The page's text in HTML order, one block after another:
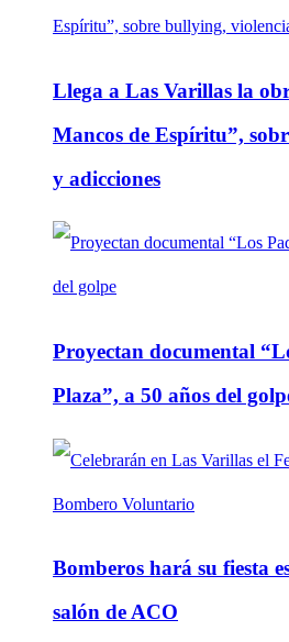
Llega a Las Varillas la
Mancos de Espíritu”,
y adicciones
Proyectan documental
Plaza”, a 50 años del
Bomberos hará su fiesta
salón de ACO